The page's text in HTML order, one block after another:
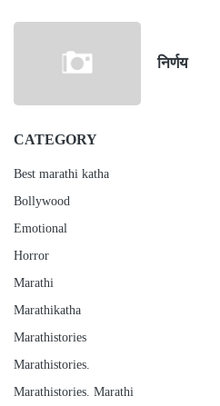
निर्णय
CATEGORY
Best marathi katha
Bollywood
Emotional
Horror
Marathi
Marathikatha
Marathistories
Marathistories.
Marathistories. Marathi